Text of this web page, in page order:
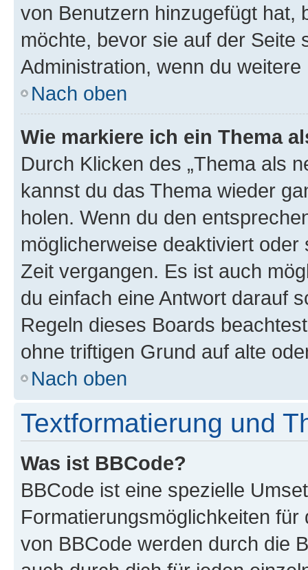
von Benutzern hinzugefügt hat,
möchte, bevor sie auf der Seite
Administration, wenn du
Nach oben
Wie markiere ich ein Thema
Durch Klicken des „Thema als
kannst du das Thema wieder
holen. Wenn du den
möglicherweise deaktiviert
Zeit vergangen. Es ist auch
du einfach eine Antwort darauf
Regeln dieses Boards
ohne triftigen Grund auf alte
Nach oben
Textformatierung und
Was ist BBCode?
BBCode ist eine spezielle
Formatierungsmöglichkeiten
von BBCode werden durch die